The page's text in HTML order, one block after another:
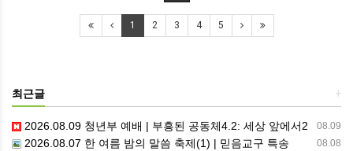
1 2 3 4 5
+
최근글
08.09
2026.08.09 청년부 예배 | 부흥된 공동체4.2: 세상 앞에서2
08.08
2026.08.07 한 여름 밤의 말씀 축제(1) | 믿음교구 특송